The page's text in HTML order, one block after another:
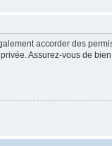
accorder des
Assurez-vous de